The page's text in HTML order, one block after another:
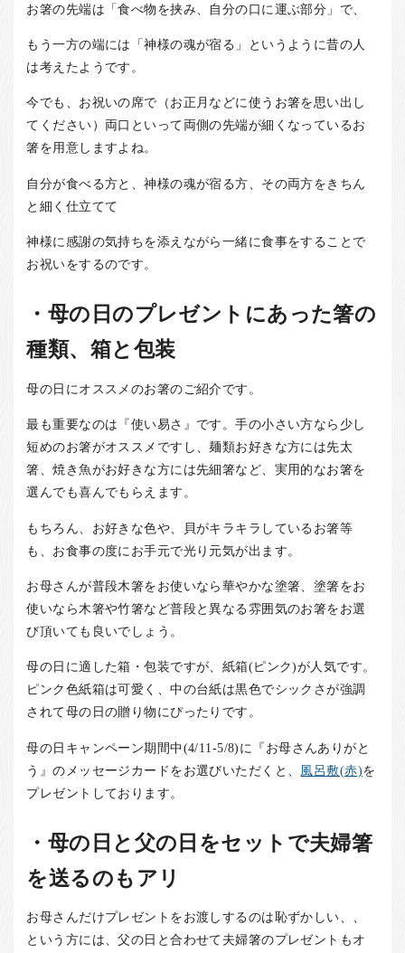
お箸の先端は「食べ物を挟み、自分の口に運ぶ部分」で、
もう一方の端には「神様の魂が宿る」というように昔の人
は考えたようです。
今でも、お祝いの席で（お正月などに使うお箸を思い出し
てください）両口といって両側の先端が細くなっているお
箸を用意しますよね。
自分が食べる方と、神様の魂が宿る方、その両方をきちん
と細く仕立てて
神様に感謝の気持ちを添えながら一緒に食事をすることで
お祝いをするのです。
・母の日のプレゼントにあった箸の
種類、箱と包装
母の日にオススメのお箸のご紹介です。
最も重要なのは『使い易さ』です。手の小さい方なら少し
短めのお箸がオススメですし、麺類お好きな方には先太
箸、焼き魚がお好きな方には先細箸など、実用的なお箸を
選んでも喜んでもらえます。
もちろん、お好きな色や、貝がキラキラしているお箸等
も、お食事の度にお手元で光り元気が出ます。
お母さんが普段木箸をお使いなら華やかな塗箸、塗箸をお
使いなら木箸や竹箸など普段と異なる雰囲気のお箸をお選
び頂いても良いでしょう。
母の日に適した箱・包装ですが、紙箱(ピンク)が人気です。
ピンク色紙箱は可愛く、中の台紙は黒色でシックさが強調
されて母の日の贈り物にぴったりです。
母の日キャンペーン期間中(4/11-5/8)に『お母さんありがと
う』のメッセージカードをお選びいただくと、 風呂敷(赤)を
プレゼントしております。
・母の日と父の日をセットで夫婦箸
を送るのもアリ
お母さんだけプレゼントをお渡しするのは恥ずかしい、、
という方には、父の日と合わせて夫婦箸のプレゼントもオ